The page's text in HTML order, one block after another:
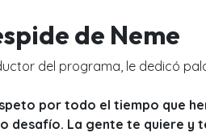
de Neme
del programa, le dedicó
por todo el tiempo que
desafío. La gente te quiere y